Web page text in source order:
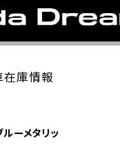
在庫情報
ーメタリッ
店舗一覧
店舗一覧
店舗一覧
店舗一覧
エリア 店舗一覧
店舗一覧